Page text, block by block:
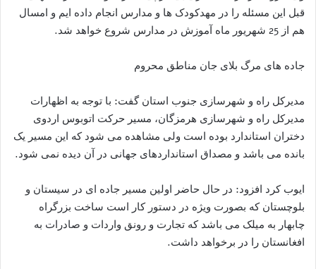
قبل این مسئله را در مهدکودک ها و مدارس انجام داده ایم و امسال
هم از 25 شهریور ماه آموزش در مدارس شروع خواهد شد.
جاده های مرگ بلای جان مناطق محروم
مدیرکل راه و شهرسازی جنوب استان گفت: با توجه به اظهارات
مدیرکل راه و شهرسازی هرمزگان، مسیر حرکت اتوبوس اردوی
دختران استاندارد بوده است ولی مشاهده می شود که این مسیر یک
بانده می باشد و مصداق استانداردهای جهانی در آن دیده نمی شود.
ایوب کرد افزود: در حال حاضر اولین مسیر جاده ای در سیستان و
بلوچستان که بصورت ویژه در دستور کار است ساخت بزرگراه
چابهار به میلک می باشد که تجارت و رونق واردات و صادرات به
افغانستان را در برخواهد داشت.